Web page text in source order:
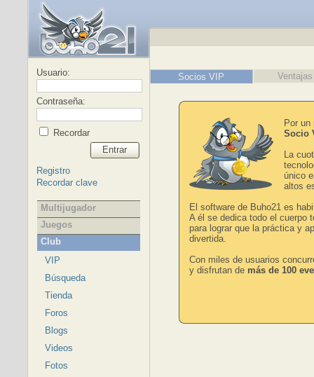
Usuario:
Contraseña:
Recordar
Entrar
Registro
Recordar clave
Multijugador
Juegos
Club
VIP
Búsqueda
Tienda
Foros
Blogs
Videos
Fotos
Socios VIP
Por
Socio
La
único
altos
El software de Buho21 es
A él se dedica todo el cuerpo
para lograr que la práctica y
divertida.
Con miles de usuarios
y disfrutan de más de 100